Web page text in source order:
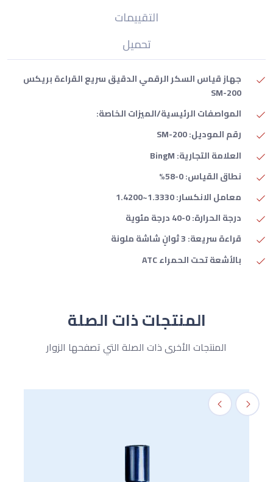
التقييمات
تحميل
جهاز قياس السكر الرقمي الدقيق سريع القراءة بريكس
SM-200
المواصفات الرئيسية/الميزات الخاصة:
رقم الموديل: SM-200
العلامة التجارية: BingM
نطاق القياس: 0-58%
معامل الانكسار: 1.3330~1.4200
درجة الحرارة: 0-40 درجة مئوية
قراءة سريعة: 3 ثوانٍ شاشة ملونة
بالأشعة تحت الحمراء ATC
المنتجات ذات الصلة
المنتجات الأخرى ذات الصلة التي تصفحها الزوار